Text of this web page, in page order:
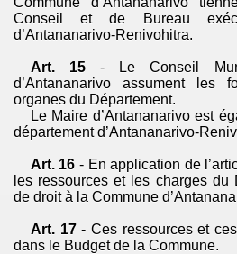
Conseil et de Bureau
d’Antananarivo-Renivohitra.
Art. 15- Le Conseil
d’Antananarivo assument les
organes du Département.
Le Maire d’Antananarivo est
département d’Antananarivo-
Art. 16- En application de
les ressources et les charges du
de droit à la Commune
Art. 17- Ces ressources et
dans le Budget de la Commune.